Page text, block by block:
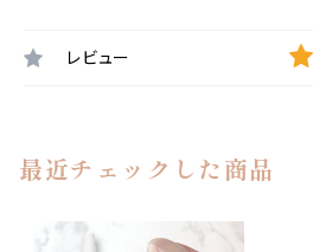
レビュー
最近チェックした商品